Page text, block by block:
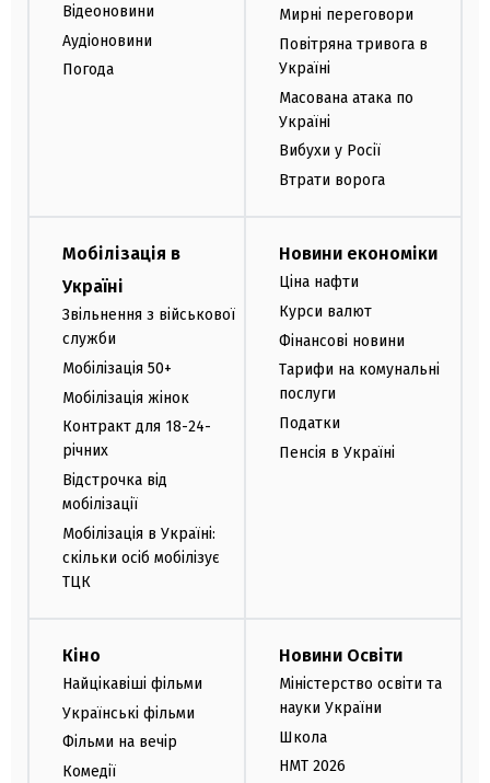
Відеоновини
Аудіоновини
Погода
Мирні переговори
Повітряна тривога в
Україні
Масована атака по
Україні
Вибухи у Росії
Втрати ворога
Мобілізація в
Україні
Звільнення з військової
служби
Мобілізація 50+
Мобілізація жінок
Контракт для 18-24-
річних
Відстрочка від
мобілізації
Мобілізація в Україні:
скільки осіб мобілізує
ТЦК
Новини економіки
Ціна нафти
Курси валют
Фінансові новини
Тарифи на комунальні
послуги
Податки
Пенсія в Україні
Кіно
Найцікавіші фільми
Українські фільми
Фільми на вечір
Комедії
Новини Освіти
Міністерство освіти та
науки України
Школа
НМТ 2026